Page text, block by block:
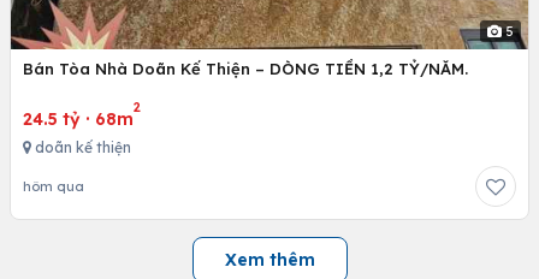
5
Bán Tòa Nhà Doãn Kế Thiện – DÒNG TIỀN 1,2 TỶ/NĂM.
24.5 tỷ · 68m
2
doãn kế thiện
hôm qua
Xem thêm